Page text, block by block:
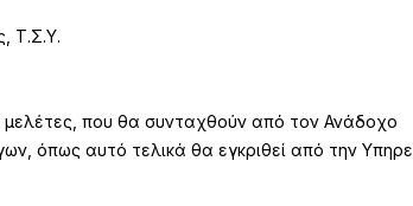
Τ.Σ.Υ.
μελέτες, που θα συνταχθούν από τον Ανάδοχο
όπως αυτό τελικά θα εγκριθεί από την